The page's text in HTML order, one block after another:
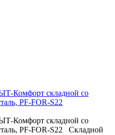
Комфорт складной со
PF-FOR-S22
Комфорт складной со
PF-FOR-S22 Складной